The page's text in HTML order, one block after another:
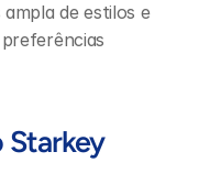
de estilos e
Starkey